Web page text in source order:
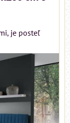
je posteľ